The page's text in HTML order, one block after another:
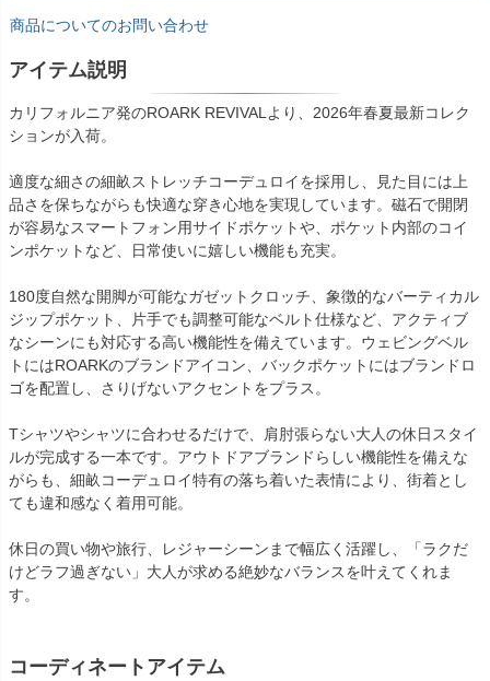
商品についてのお問い合わせ
アイテム説明
カリフォルニア発のROARK REVIVALより、2026年春夏最新コレク
ションが入荷。
適度な細さの細畝ストレッチコーデュロイを採用し、見た目には上
品さを保ちながらも快適な穿き心地を実現しています。磁石で開閉
が容易なスマートフォン用サイドポケットや、ポケット内部のコイ
ンポケットなど、日常使いに嬉しい機能も充実。
180度自然な開脚が可能なガゼットクロッチ、象徴的なバーティカル
ジップポケット、片手でも調整可能なベルト仕様など、アクティブ
なシーンにも対応する高い機能性を備えています。ウェビングベル
トにはROARKのブランドアイコン、バックポケットにはブランドロ
ゴを配置し、さりげないアクセントをプラス。
Tシャツやシャツに合わせるだけで、肩肘張らない大人の休日スタイ
ルが完成する一本です。アウトドアブランドらしい機能性を備えな
がらも、細畝コーデュロイ特有の落ち着いた表情により、街着とし
ても違和感なく着用可能。
休日の買い物や旅行、レジャーシーンまで幅広く活躍し、「ラクだ
けどラフ過ぎない」大人が求める絶妙なバランスを叶えてくれま
す。
コーディネートアイテム